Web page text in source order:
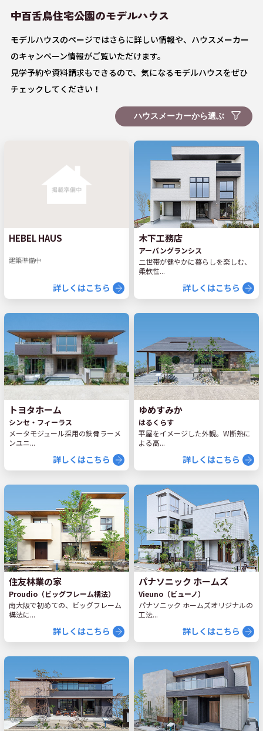
中百舌鳥住宅公園のモデルハウス
モデルハウスのページではさらに詳しい情報や、ハウスメーカー
のキャンペーン情報がご覧いただけます。
見学予約や資料請求もできるので、気になるモデルハウスをぜひ
チェックしてください！
HEBEL HAUS
建築準備中
詳しくはこちら
木下工務店
アーバングランシス
二世帯が健やかに暮らしを楽しむ、
柔軟性...
詳しくはこちら
トヨタホーム
シンセ・フィーラス
メータモジュール採用の鉄骨ラーメ
ンユニ...
詳しくはこちら
ゆめすみか
はるくらす
平屋をイメージした外観。W断熱に
よる高...
詳しくはこちら
住友林業の家
Proudio（ビッグフレーム構法）
南大阪で初めての、ビッグフレーム
構法に...
詳しくはこちら
パナソニック ホームズ
Vieuno（ビューノ）
パナソニック ホームズオリジナルの
工法...
詳しくはこちら